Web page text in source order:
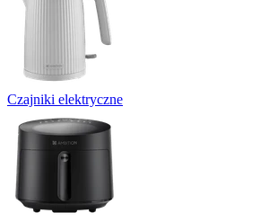
Czajniki elektryczne